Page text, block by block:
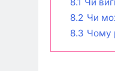
8.2 Чи
8.3 Чому